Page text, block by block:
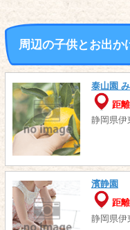
周辺の子供とお出か
泰山園
距
静岡県伊
濱静園
距
静岡県伊